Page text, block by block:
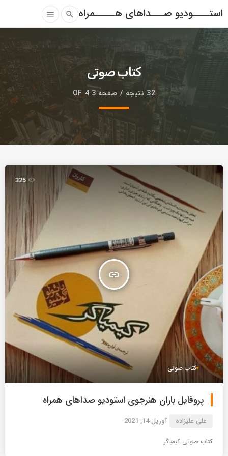
استــــودیو صـــداهای هـــــمراه search
menu
کتاب صوتی
32 نتیجه / صفحه 3 OF 4
insert_link
کتاب صوتی
پروفایل باران هنرجوی استودیو صداهای همراه
علی علیزاده آوریل 14, 2021
کتاب صوتی کیمیاگر